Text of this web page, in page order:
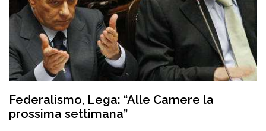
Federalismo, Lega: “Alle Camere la
prossima settimana”